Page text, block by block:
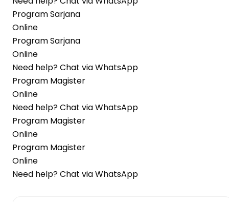
Program Sarjana
Online
Program Sarjana
Online
Need help? Chat via WhatsApp
Program Magister
Online
Need help? Chat via WhatsApp
Program Magister
Online
Program Magister
Online
Need help? Chat via WhatsApp